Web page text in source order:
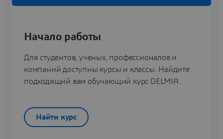
Начало работы
Для студентов, ученых, профессионалов и
компаний доступны курсы и классы. Найдите
подходящий вам обучающий курс DELMIA.
Найти курс